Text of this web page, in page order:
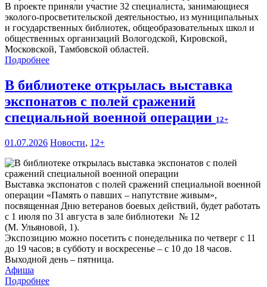
В проекте приняли участие 32 специалиста, занимающиеся
эколого-просветительской деятельностью, из муниципальных
и государственных библиотек, общеобразовательных школ и
общественных организаций Вологодской, Кировской,
Московской, Тамбовской областей.
Подробнее
В библиотеке открылась выставка
экспонатов с полей сражений
специальной военной операции 12+
01.07.2026 Новости, 12+
Выставка экспонатов с полей сражений специальной военной
операции «Память о павших – напутствие живым»,
посвященная Дню ветеранов боевых действий, будет работать
с 1 июля по 31 августа в зале библиотеки № 12
(М. Ульяновой, 1).
Экспозицию можно посетить с понедельника по четверг с 11
до 19 часов; в субботу и воскресенье – с 10 до 18 часов.
Выходной день – пятница.
Афиша
Подробнее